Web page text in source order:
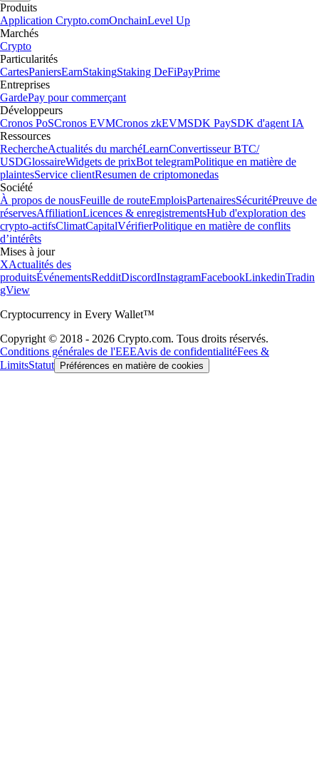
Produits
Application Crypto.comOnchainLevel Up
Marchés
Crypto
Particularités
CartesPaniersEarnStakingStaking DeFiPayPrime
Entreprises
GardePay pour commerçant
Développeurs
Cronos PoSCronos EVMCronos zkEVMSDK PaySDK d'agent IA
Ressources
RechercheActualités du marchéLearnConvertisseur BTC/
USDGlossaireWidgets de prixBot telegramPolitique en matière de
plaintesService clientResumen de criptomonedas
Société
À propos de nousFeuille de routeEmploisPartenairesSécuritéPreuve de
réservesAffiliationLicences & enregistrementsHub d'exploration des
crypto-actifsClimatCapitalVérifierPolitique en matière de conflits
d’intérêts
Mises à jour
XActualités des
produitsÉvénementsRedditDiscordInstagramFacebookLinkedinTradin
gView
Cryptocurrency in Every Wallet™
Copyright © 2018 - 2026 Crypto.com. Tous droits réservés.
Conditions générales de l'EEEAvis de confidentialitéFees &
LimitsStatut Préférences en matière de cookies